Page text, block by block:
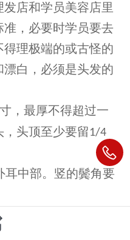
店和学员美容店里
，必要时学员要去
理极端的或古怪的
白，必须是头发的
，最厚不得超过一
， 头顶至少要留 1/4
耳中部。竖的鬓角要
渐剪理